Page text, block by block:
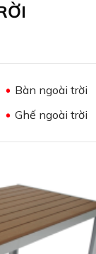
Bàn ngoài trời
Ghế ngoài trời